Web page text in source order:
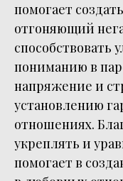
помогает
отгоняющий
пониманию в
напряжение и
установлению
отношениях.
укреплять и
помогает в